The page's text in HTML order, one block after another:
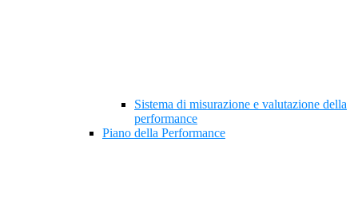
Sistema di misurazione e valutazione della
performance
Piano della Performance